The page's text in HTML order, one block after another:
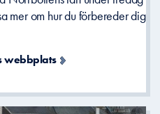
mer om hur du förbereder dig
webbplats